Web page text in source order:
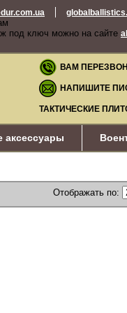
под ключ можно на сайте
ВАМ
НАПИШИТЕ
ТАКТИЧЕСКИЕ
Отображать по: